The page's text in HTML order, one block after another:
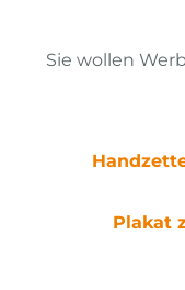
Sie wollen
Plakat